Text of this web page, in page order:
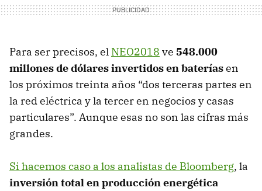
Para ser precisos, el NEO2018 ve 548.000
millones de dólares invertidos en bateríasen
los próximos treinta años “dos terceras partes en
la red eléctrica y la tercer en negocios y casas
particulares”. Aunque esas no son las cifras más
grandes.
Si hacemos caso a los analistas de Bloomberg, la
inversión total en producción energética